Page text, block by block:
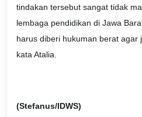
tindakan tersebut sangat tidak
lembaga pendidikan di Jawa
harus diberi hukuman berat agar
kata Atalia.
(Stefanus/IDWS)